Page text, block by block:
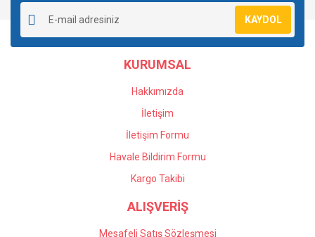
Ürün resmi kalitesiz, bozuk veya görüntülenemiyor.
Ürün açıklamasında eksik bilgiler bulunuyor.
Ürün bilgilerinde hatalar bulunuyor.
Ürün fiyatı diğer sitelerden daha pahalı.
Gönder
KAYDOL
KURUMSAL
Hakkımızda
İletişim
İletişim Formu
Havale Bildirim Formu
Kargo Takibi
ALIŞVERİŞ
Mesafeli Satış Sözleşmesi